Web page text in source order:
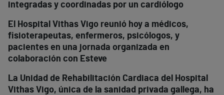
integradas y coordinadas por un cardiólogo
El Hospital Vithas Vigo reunió hoy a médicos,
fisioterapeutas, enfermeros, psicólogos, y
pacientes en una jornada organizada en
colaboración con Esteve
La Unidad de Rehabilitación Cardiaca del Hospital
Vithas Vigo, única de la sanidad privada gallega, ha